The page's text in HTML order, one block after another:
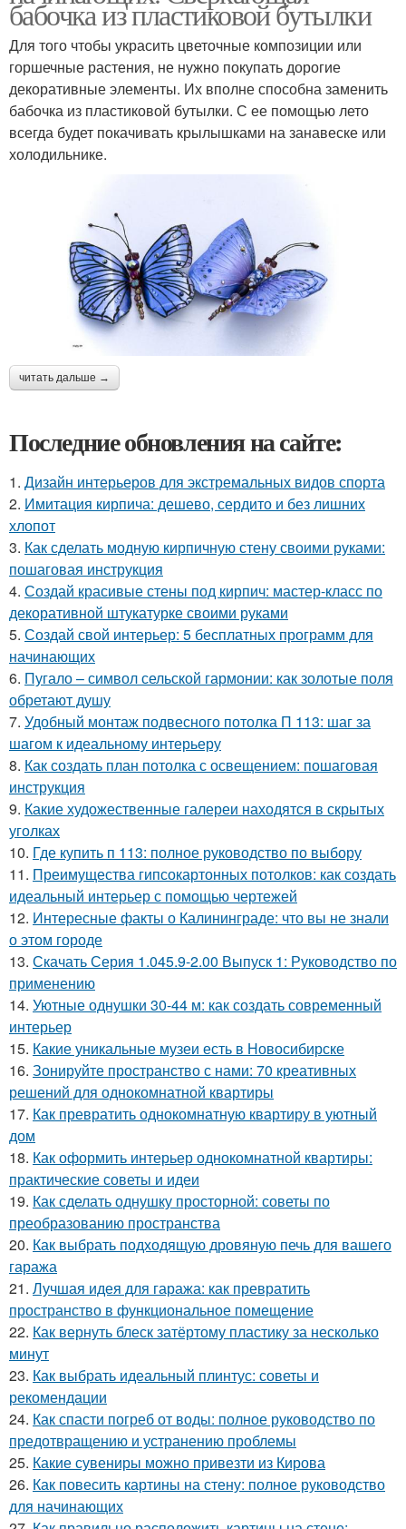
бабочка из пластиковой бутылки
Для того чтобы украсить цветочные композиции или
горшечные растения, не нужно покупать дорогие
декоративные элементы. Их вполне способна заменить
бабочка из пластиковой бутылки. С ее помощью лето
всегда будет покачивать крылышками на занавеске или
холодильнике.
читать дальше →
Последние обновления на сайте:
1. Дизайн интерьеров для экстремальных видов спорта
2. Имитация кирпича: дешево, сердито и без лишних
хлопот
3. Как сделать модную кирпичную стену своими руками:
пошаговая инструкция
4. Создай красивые стены под кирпич: мастер-класс по
декоративной штукатурке своими руками
5. Создай свой интерьер: 5 бесплатных программ для
начинающих
6. Пугало – символ сельской гармонии: как золотые поля
обретают душу
7. Удобный монтаж подвесного потолка П 113: шаг за
шагом к идеальному интерьеру
8. Как создать план потолка с освещением: пошаговая
инструкция
9. Какие художественные галереи находятся в скрытых
уголках
10. Где купить п 113: полное руководство по выбору
11. Преимущества гипсокартонных потолков: как создать
идеальный интерьер с помощью чертежей
12. Интересные факты о Калининграде: что вы не знали
о этом городе
13. Скачать Серия 1.045.9-2.00 Выпуск 1: Руководство по
применению
14. Уютные однушки 30-44 м: как создать современный
интерьер
15. Какие уникальные музеи есть в Новосибирске
16. Зонируйте пространство с нами: 70 креативных
решений для однокомнатной квартиры
17. Как превратить однокомнатную квартиру в уютный
дом
18. Как оформить интерьер однокомнатной квартиры:
практические советы и идеи
19. Как сделать однушку просторной: советы по
преобразованию пространства
20. Как выбрать подходящую дровяную печь для вашего
гаража
21. Лучшая идея для гаража: как превратить
пространство в функциональное помещение
22. Как вернуть блеск затёртому пластику за несколько
минут
23. Как выбрать идеальный плинтус: советы и
рекомендации
24. Как спасти погреб от воды: полное руководство по
предотвращению и устранению проблемы
25. Какие сувениры можно привезти из Кирова
26. Как повесить картины на стену: полное руководство
для начинающих